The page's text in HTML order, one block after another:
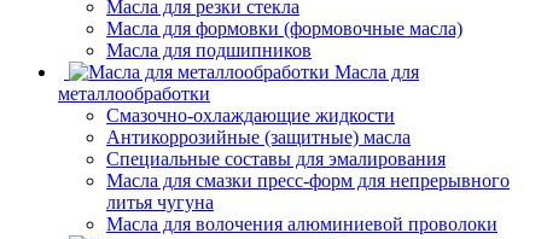
Масла для резки стекла
Масла для формовки (формовочные масла)
Масла для подшипников
Масла для
металлообработки
Смазочно-охлаждающие жидкости
Антикоррозийные (защитные) масла
Специальные составы для эмалирования
Масла для смазки пресс-форм для непрерывного
литья чугуна
Масла для волочения алюминиевой проволоки